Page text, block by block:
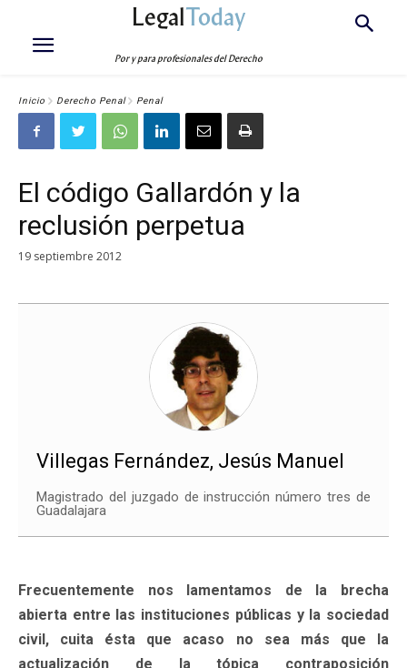
LegalToday
Por y para profesionales del Derecho
Inicio Derecho Penal Penal
El código Gallardón y la
reclusión perpetua
19 septiembre 2012
Villegas Fernández, Jesús Manuel
Magistrado del juzgado de instrucción número tres de
Guadalajara
Frecuentemente nos lamentamos de la brecha
abierta entre las instituciones públicas y la sociedad
civil, cuita ésta que acaso no sea más que la
actualización de la tópica contraposición